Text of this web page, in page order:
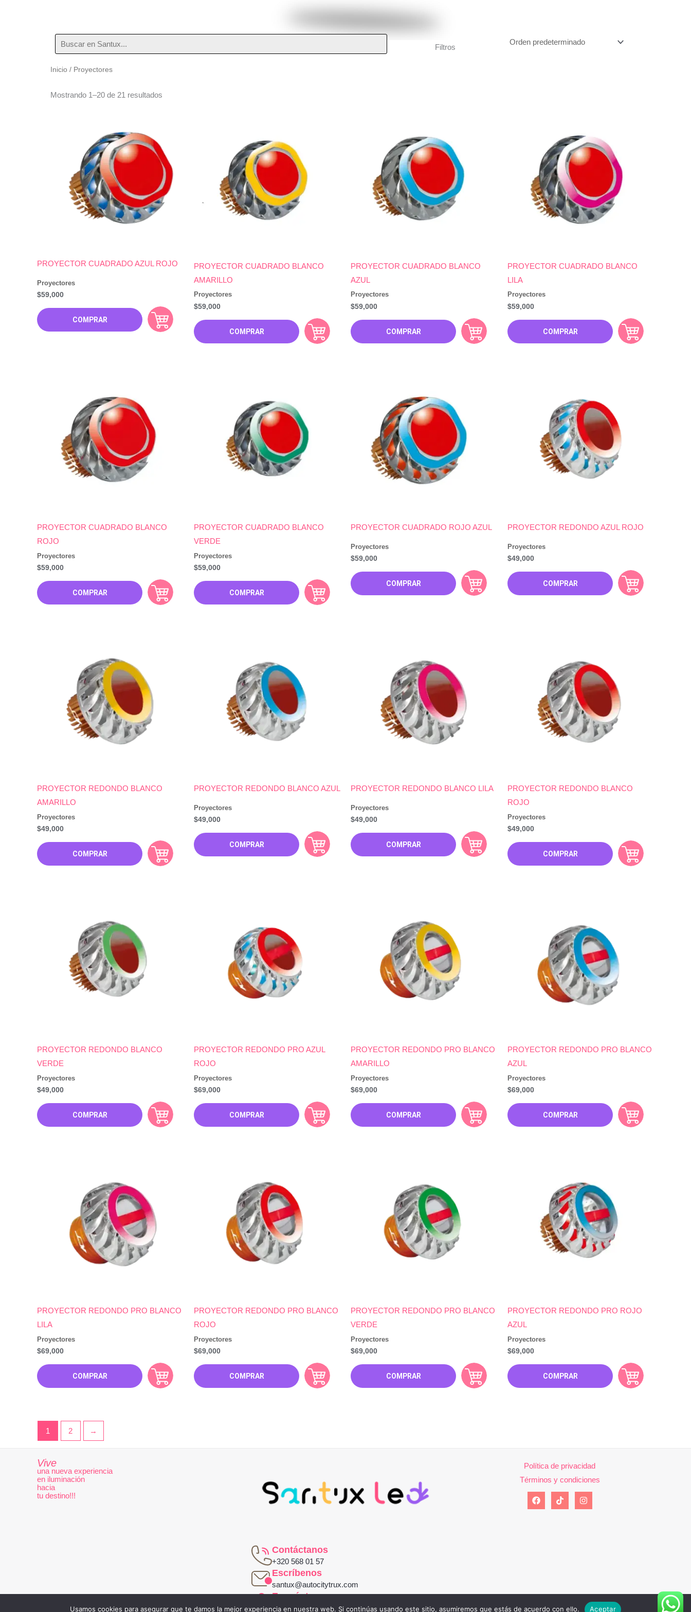
Buscar
por:
Filtros
Inicio / Proyectores
Proyectores
Mostrando 1–20 de 21 resultados
Proyectores
PROYECTOR CUADRADO AZUL ROJO
COMPRAR
$59,000 Proyectores
PROYECTOR CUADRADO BLANCO
AMARILLO
COMPRAR
$59,000
Proyectores
PROYECTOR CUADRADO BLANCO
AZUL
COMPRAR
$59,000
Proyectores
PROYECTOR CUADRADO BLANCO
LILA
COMPRAR
$59,000
Proyectores
PROYECTOR CUADRADO BLANCO
ROJO
COMPRAR
$59,000
Proyectores
PROYECTOR CUADRADO BLANCO
VERDE
COMPRAR
$59,000
Proyectores
PROYECTOR CUADRADO ROJO AZUL
COMPRAR
$59,000
Proyectores
PROYECTOR REDONDO AZUL ROJO
COMPRAR
$49,000
Proyectores
PROYECTOR REDONDO BLANCO
AMARILLO
COMPRAR
$49,000
Proyectores
PROYECTOR REDONDO BLANCO AZUL
COMPRAR
$49,000
Proyectores
PROYECTOR REDONDO BLANCO LILA
COMPRAR
$49,000 Proyectores
PROYECTOR REDONDO BLANCO
ROJO
COMPRAR
$49,000
Proyectores
PROYECTOR REDONDO BLANCO
VERDE
COMPRAR
$49,000
Proyectores
PROYECTOR REDONDO PRO AZUL
ROJO
COMPRAR
$69,000
Proyectores
PROYECTOR REDONDO PRO BLANCO
AMARILLO
COMPRAR
$69,000
Proyectores
PROYECTOR REDONDO PRO BLANCO
AZUL
COMPRAR
$69,000
Proyectores
PROYECTOR REDONDO PRO BLANCO
LILA
COMPRAR
$69,000
Proyectores
PROYECTOR REDONDO PRO BLANCO
ROJO
COMPRAR
$69,000
Proyectores
PROYECTOR REDONDO PRO BLANCO
VERDE
COMPRAR
$69,000
Proyectores
PROYECTOR REDONDO PRO ROJO
AZUL
COMPRAR
$69,000
1 2 →
Vive
una nueva experiencia
en iluminación
hacia
tu destino!!!
Contáctanos
+320 568 01 57
Escríbenos
santux@autocitytrux.com
Encuéntranos
Carrera 16a #29-19
Política de privacidad
Términos y condiciones
Usamos cookies para asegurar que te damos la mejor experiencia en nuestra web. Si continúas usando este sitio, asumiremos que estás de acuerdo con ello. Aceptar